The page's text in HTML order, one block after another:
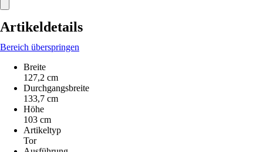
Artikeldetails
Bereich überspringen
Breite
127,2 cm
Durchgangsbreite
133,7 cm
Höhe
103 cm
Artikeltyp
Tor